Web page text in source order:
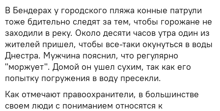
В Бендерах у городского пляжа конные патрули
тоже бдительно следят за тем, чтобы горожане не
заходили в реку. Около десяти часов утра один из
жителей пришел, чтобы все-таки окунуться в воды
Днестра. Мужчина пояснил, что регулярно
"моржует". Домой он ушел сухим, так как его
попытку погружения в воду пресекли.
Как отмечают правоохранители, в большинстве
своем люди с пониманием относятся к